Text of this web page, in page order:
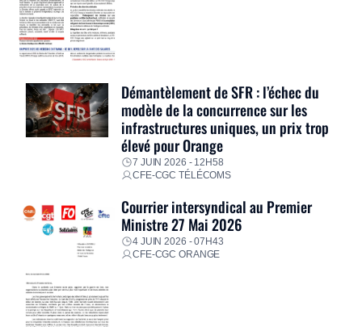
Démantèlement de SFR : l’échec du
modèle de la concurrence sur les
infrastructures uniques, un prix trop
élevé pour Orange
7 JUIN 2026 - 12H58
CFE-CGC TÉLÉCOMS
Courrier intersyndical au Premier
Ministre 27 Mai 2026
4 JUIN 2026 - 07H43
CFE-CGC ORANGE